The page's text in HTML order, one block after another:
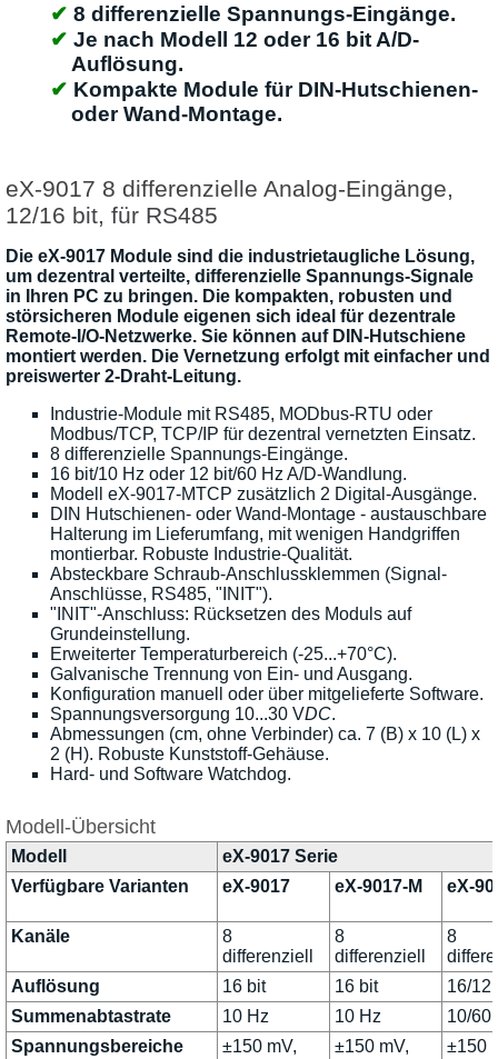
8 differenzielle Spannungs-Eingänge.
Je nach Modell 12 oder 16 bit A/D-
Auflösung.
Kompakte Module für DIN-Hutschienen-
oder Wand-Montage.
eX-9017 8 differenzielle Analog-Eingänge,
12/16 bit, für RS485
Die eX-9017 Module sind die industrietaugliche Lösung,
um dezentral verteilte, differenzielle Spannungs-Signale
in Ihren PC zu bringen. Die kompakten, robusten und
störsicheren Module eigenen sich ideal für dezentrale
Remote-I/O-Netzwerke. Sie können auf DIN-Hutschiene
montiert werden. Die Vernetzung erfolgt mit einfacher und
preiswerter 2-Draht-Leitung.
Industrie-Module mit RS485, MODbus-RTU oder
Modbus/TCP, TCP/IP für dezentral vernetzten Einsatz.
8 differenzielle Spannungs-Eingänge.
16 bit/10 Hz oder 12 bit/60 Hz A/D-Wandlung.
Modell eX-9017-MTCP zusätzlich 2 Digital-Ausgänge.
DIN Hutschienen- oder Wand-Montage - austauschbare
Halterung im Lieferumfang, mit wenigen Handgriffen
montierbar. Robuste Industrie-Qualität.
Absteckbare Schraub-Anschlussklemmen (Signal-
Anschlüsse, RS485, "INIT").
"INIT"-Anschluss: Rücksetzen des Moduls auf
Grundeinstellung.
Erweiterter Temperaturbereich (-25...+70°C).
Galvanische Trennung von Ein- und Ausgang.
Konfiguration manuell oder über mitgelieferte Software.
Spannungsversorgung 10...30 VDC.
Abmessungen (cm, ohne Verbinder) ca. 7 (B) x 10 (L) x
2 (H). Robuste Kunststoff-Gehäuse.
Hard- und Software Watchdog.
Modell-Übersicht
Modell
eX-9017 Serie
Verfügbare Varianten
eX-9017 eX-9017-M eX-
Kanäle
8
differenziell
8
differenziell
8
Auflösung
16 bit 16 bit
16/12
Summenabtastrate
10 Hz 10 Hz
10/60
Spannungsbereiche
±150 mV,
±150 mV,
±150